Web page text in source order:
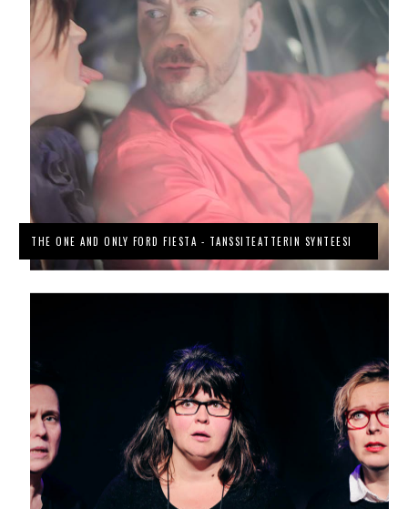
THE ONE AND ONLY FORD FIESTA - TANSSITEATTERIN SYNTEESI